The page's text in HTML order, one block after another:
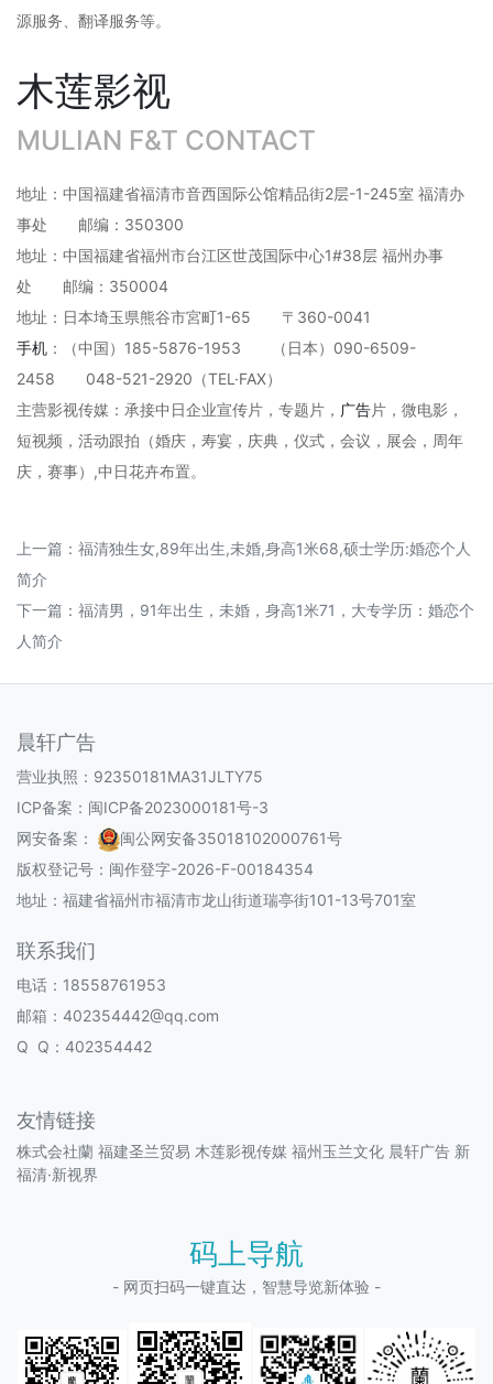
源服务、翻译服务等。
木莲影视
MULIAN F&T CONTACT
地址：中国福建省福清市音西国际公馆精品街2层-1-245室 福清办
事处 邮编：350300
地址：中国福建省福州市台江区世茂国际中心1#38层 福州办事
处 邮编：350004
地址：日本埼玉県熊谷市宮町1-65 〒360-0041
手机 ：（中国）185-5876-1953 （日本）090-6509-
2458 048-521-2920（TEL·FAX）
主营影视传媒：承接中日企业宣传片，专题片， 广告片，微电影，
短视频，活动跟拍（婚庆，寿宴，庆典，仪式，会议，展会，周年
庆，赛事）,中日花卉布置。
上一篇： 福清独生女,89年出生,未婚,身高1米68,硕士学历:婚恋个人
简介
下一篇： 福清男，91年出生，未婚，身高1米71，大专学历：婚恋个
人简介
晨轩广告
营业执照：92350181MA31JLTY75
ICP备案： 闽ICP备2023000181号-3
网安备案：
闽公网安备35018102000761号
版权登记号： 闽作登字-2026-F-00184354
地址：福建省福州市福清市龙山街道瑞亭街101-13号701室
联系我们
电话：18558761953
邮箱：402354442@qq.com
Q Q：402354442
友情链接
株式会社蘭 福建圣兰贸易 木莲影视传媒 福州玉兰文化 晨轩广告 新
福清·新视界
码上导航
- 网页扫码一键直达，智慧导览新体验 -